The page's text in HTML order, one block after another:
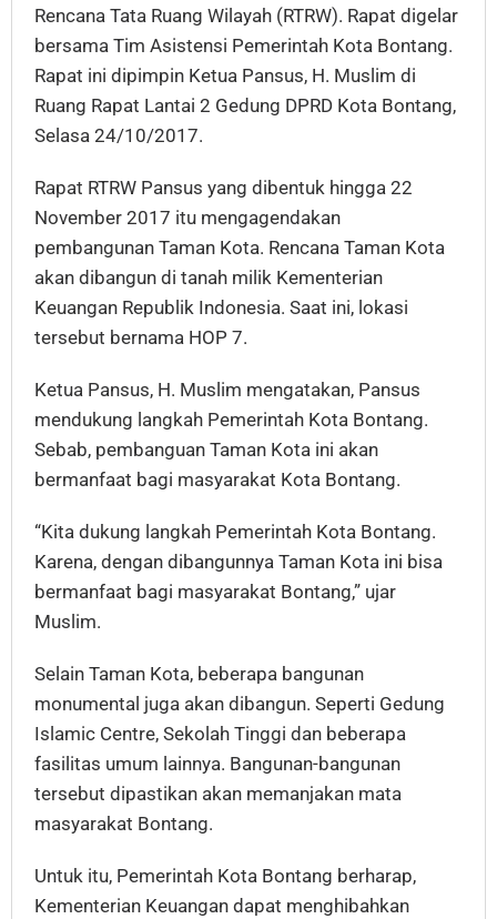
Rencana Tata Ruang Wilayah (RTRW). Rapat digelar
bersama Tim Asistensi Pemerintah Kota Bontang.
Rapat ini dipimpin Ketua Pansus, H. Muslim di
Ruang Rapat Lantai 2 Gedung DPRD Kota Bontang,
Selasa 24/10/2017.
Rapat RTRW Pansus yang dibentuk hingga 22
November 2017 itu mengagendakan
pembangunan Taman Kota. Rencana Taman Kota
akan dibangun di tanah milik Kementerian
Keuangan Republik Indonesia. Saat ini, lokasi
tersebut bernama HOP 7.
Ketua Pansus, H. Muslim mengatakan, Pansus
mendukung langkah Pemerintah Kota Bontang.
Sebab, pembanguan Taman Kota ini akan
bermanfaat bagi masyarakat Kota Bontang.
“Kita dukung langkah Pemerintah Kota Bontang.
Karena, dengan dibangunnya Taman Kota ini bisa
bermanfaat bagi masyarakat Bontang,” ujar
Muslim.
Selain Taman Kota, beberapa bangunan
monumental juga akan dibangun. Seperti Gedung
Islamic Centre, Sekolah Tinggi dan beberapa
fasilitas umum lainnya. Bangunan-bangunan
tersebut dipastikan akan memanjakan mata
masyarakat Bontang.
Untuk itu, Pemerintah Kota Bontang berharap,
Kementerian Keuangan dapat menghibahkan